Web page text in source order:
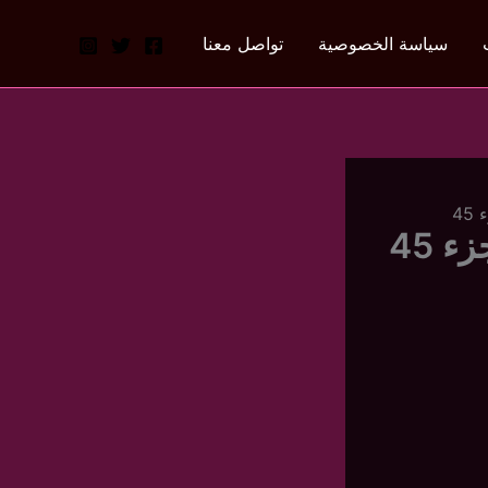
سياسة الخصوصية تواصل معنا
45